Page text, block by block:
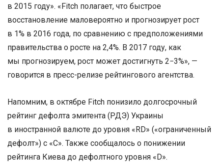
в 2015 году». «Fitch полагает, что быстрое
восстановление маловероятно и прогнозирует рост
в 1% в 2016 года, по сравнению с предположениями
правительства о росте на 2,4%. В 2017 году, как
мы прогнозируем, рост может достигнуть 2−3%», —
говорится в пресс-релизе рейтингового агентства.
Напомним, в октябре Fitch понизило долгосрочный
рейтинг дефолта эмитента (РДЭ) Украины
в иностранной валюте до уровня «RD» («ограниченный
дефолт») с «С». Также сообщалось о понижении
рейтинга Киева до дефолтного уровня «D».